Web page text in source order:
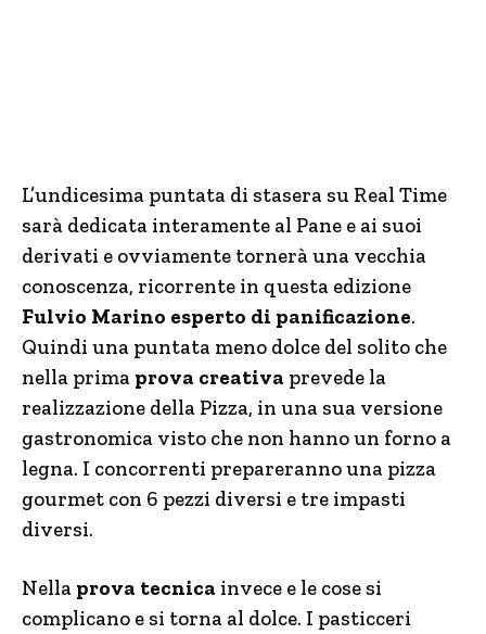
L’undicesima puntata di stasera su Real Time
sarà dedicata interamente al Pane e ai suoi
derivati e ovviamente tornerà una vecchia
conoscenza, ricorrente in questa edizione
Fulvio Marino esperto di panificazione.
Quindi una puntata meno dolce del solito che
nella prima prova creativa prevede la
realizzazione della Pizza, in una sua versione
gastronomica visto che non hanno un forno a
legna. I concorrenti prepareranno una pizza
gourmet con 6 pezzi diversi e tre impasti
diversi.
Nella prova tecnica invece e le cose si
complicano e si torna al dolce. I pasticceri